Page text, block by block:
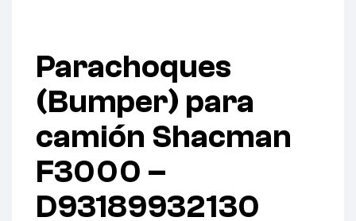
Parachoques
(Bumper) para
camión Shacman
F3000 –
D93189932130